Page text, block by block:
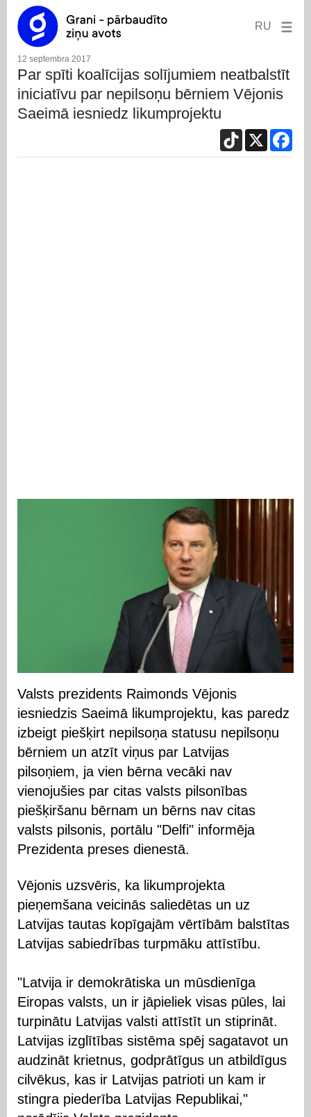
RU
12 septembra 2017
Par spīti koalīcijas solījumiem neatbalstīt
iniciatīvu par nepilsoņu bērniem Vējonis
Saeimā iesniedz likumprojektu
TikTok
X
Valsts prezidents Raimonds Vējonis
iesniedzis Saeimā likumprojektu, kas paredz
izbeigt piešķirt nepilsoņa statusu nepilsoņu
bērniem un atzīt viņus par Latvijas
pilsoņiem, ja vien bērna vecāki nav
vienojušies par citas valsts pilsonības
piešķiršanu bērnam un bērns nav citas
valsts pilsonis, portālu "Delfi" informēja
Prezidenta preses dienestā.
Vējonis uzsvēris, ka likumprojekta
pieņemšana veicinās saliedētas un uz
Latvijas tautas kopīgajām vērtībām balstītas
Latvijas sabiedrības turpmāku attīstību.
"Latvija ir demokrātiska un mūsdienīga
Eiropas valsts, un ir jāpieliek visas pūles, lai
turpinātu Latvijas valsti attīstīt un stiprināt.
Latvijas izglītības sistēma spēj sagatavot un
audzināt krietnus, godprātīgus un atbildīgus
cilvēkus, kas ir Latvijas patrioti un kam ir
stingra piederība Latvijas Republikai,"